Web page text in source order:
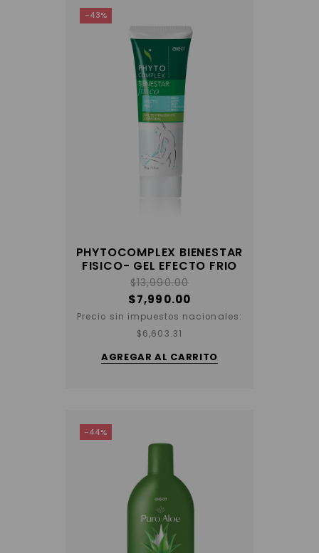
-43%
PHYTOCOMPLEX BIENESTAR
FISICO- GEL EFECTO FRIO
$13,990.00
$7,990.00
Precio sin impuestos nacionales:
$6,603.31
AGREGAR AL CARRITO
-44%